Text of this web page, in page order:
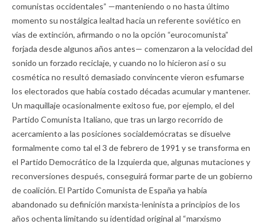
comunistas occidentales” —manteniendo o no hasta último
momento su nostálgica lealtad hacia un referente soviético en
vías de extinción, afirmando o no la opción “eurocomunista”
forjada desde algunos años antes— comenzaron a la velocidad del
sonido un forzado reciclaje, y cuando no lo hicieron así o su
cosmética no resultó demasiado convincente vieron esfumarse
los electorados que había costado décadas acumular y mantener.
Un maquillaje ocasionalmente exitoso fue, por ejemplo, el del
Partido Comunista Italiano, que tras un largo recorrido de
acercamiento a las posiciones socialdemócratas se disuelve
formalmente como tal el 3 de febrero de 1991 y se transforma en
el Partido Democrático de la Izquierda que, algunas mutaciones y
reconversiones después, conseguirá formar parte de un gobierno
de coalición. El Partido Comunista de España ya había
abandonado su definición marxista-leninista a principios de los
años ochenta limitando su identidad original al “marxismo